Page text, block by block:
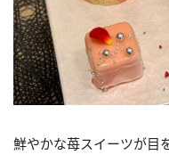
鮮やかな苺スイーツが目